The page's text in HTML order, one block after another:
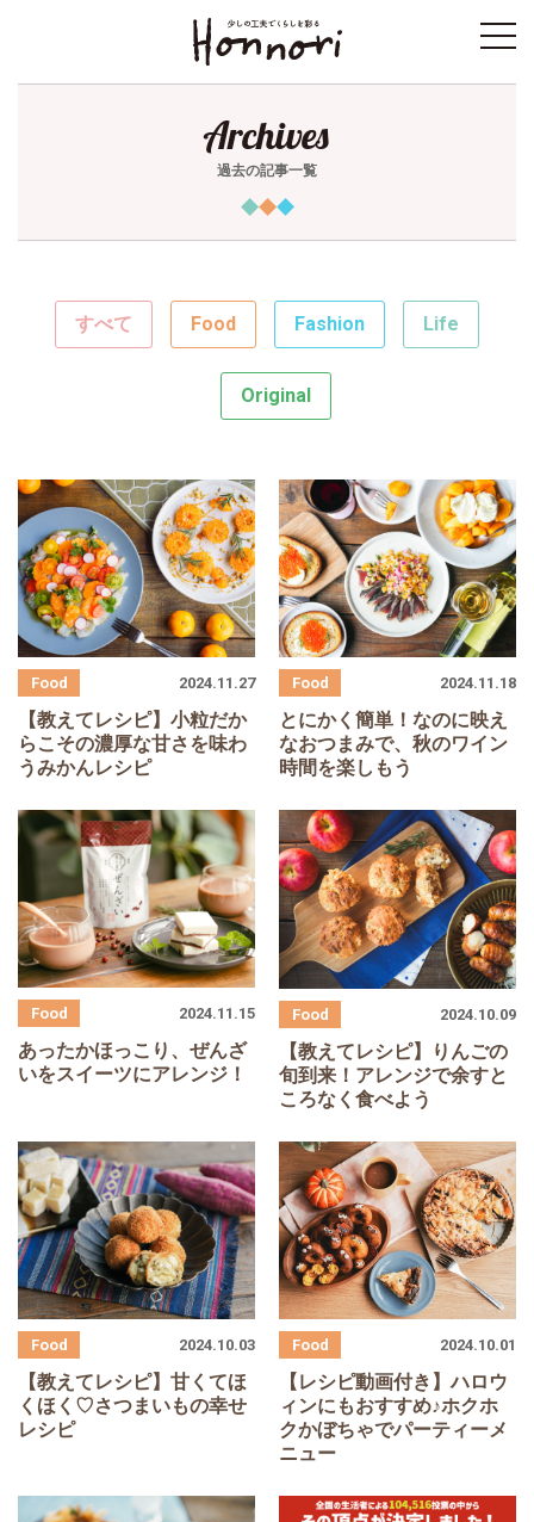
Archives
過去の記事一覧
すべて Food Fashion Life
Original
【教えてレシピ】小粒だか
らこその濃厚な甘さを味わ
うみかんレシピ
2024.11.27
とにかく簡単！なのに映え
なおつまみで、秋のワイン
時間を楽しもう
2024.11.18
あったかほっこり、ぜんざ
いをスイーツにアレンジ！
2024.11.15
【教えてレシピ】りんごの
旬到来！アレンジで余すと
ころなく食べよう
2024.10.09
【教えてレシピ】甘くてほ
くほく♡さつまいもの幸せ
レシピ
2024.10.03
【レシピ動画付き】ハロウ
ィンにもおすすめ♪ホクホ
クかぼちゃでパーティーメ
ニュー
2024.10.01